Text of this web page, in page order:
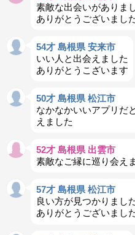
素敵な出会いがありま
ありがとうございまし
54才 島根県 安来市
いい人と出会えました
ありがとうこざいます
50才 島根県 松江市
なかなかいいアプリだ
えました
52才 島根県 出雲市
素敵なご縁に巡り会え
57才 島根県 松江市
良い方が見つかりまし
ありがとうございました